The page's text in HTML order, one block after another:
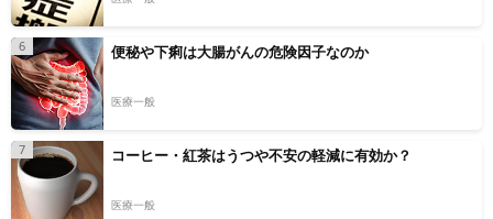
6 便秘や下痢は大腸がんの危険因子なのか
医療一般
7 コーヒー・紅茶はうつや不安の軽減に有効か？
医療一般